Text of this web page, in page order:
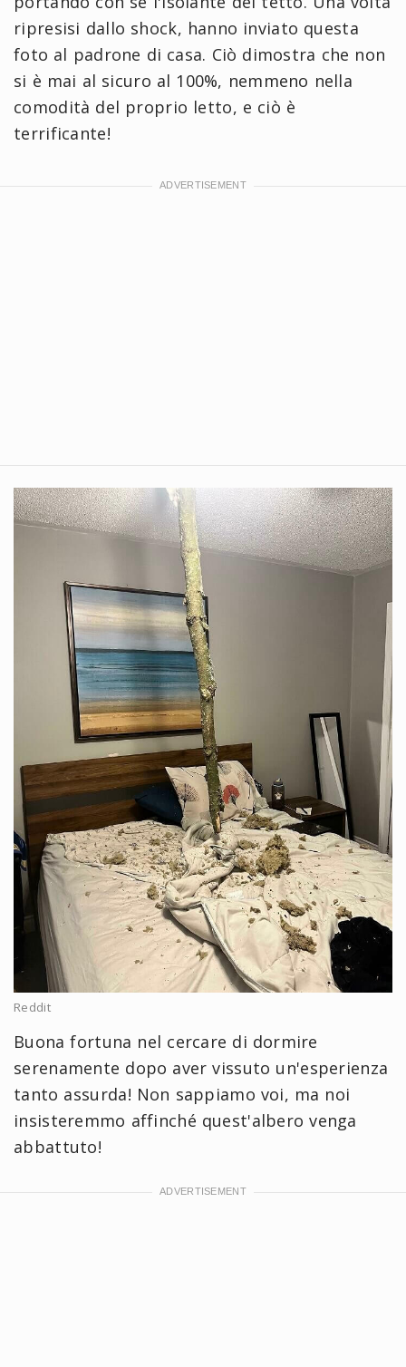
ripresisi dallo shock, hanno inviato questa
foto al padrone di casa. Ciò dimostra che non
si è mai al sicuro al 100%, nemmeno nella
comodità del proprio letto, e ciò è
terrificante!
Reddit
Buona fortuna nel cercare di dormire
serenamente dopo aver vissuto un'esperienza
tanto assurda! Non sappiamo voi, ma noi
insisteremmo affinché quest'albero venga
abbattuto!